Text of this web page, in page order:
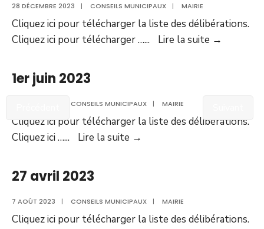
28 DÉCEMBRE 2023 | CONSEILS MUNICIPAUX | MAIRIE
Cliquez ici pour télécharger la liste des délibérations.
Cliquez ici pour télécharger …... Lire la suite →
1er juin 2023
CONSEILS MUNICIPAUX | MAIRIE
Cliquez ici pour télécharger la liste des délibérations.
Cliquez ici …... Lire la suite →
27 avril 2023
7 AOÛT 2023 | CONSEILS MUNICIPAUX | MAIRIE
Cliquez ici pour télécharger la liste des délibérations.